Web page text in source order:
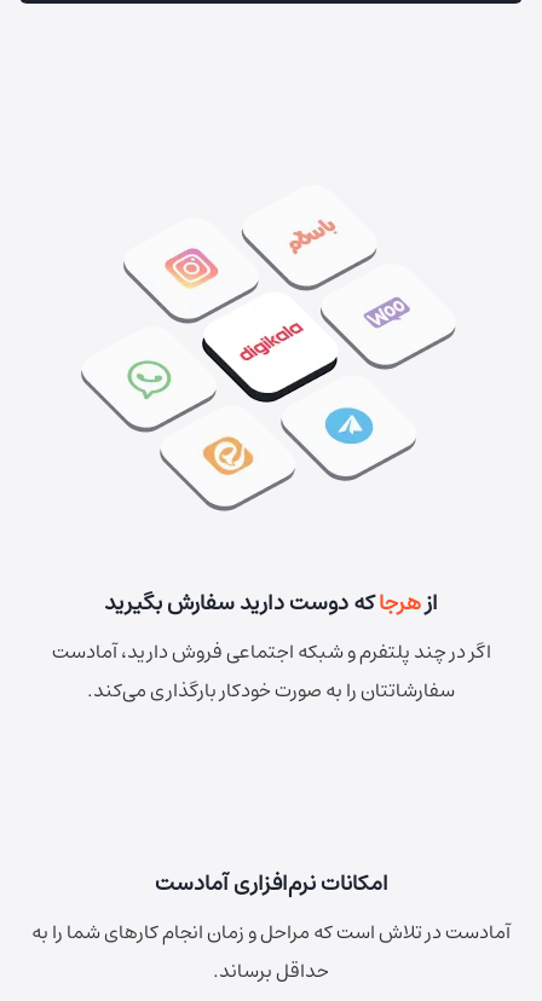
ازهرجاکه دوست دارید سفارش بگیرید
اگر در چند پلتفرم و شبکه اجتماعی فروش دارید، آمادست
سفارشاتتان را به صورت خودکار بارگذاری می‌کند.
امکانات نرم‌افزاری آمادست
آمادست در تلاش است که مراحل و زمان انجام کارهای شما را به
حداقل برساند.